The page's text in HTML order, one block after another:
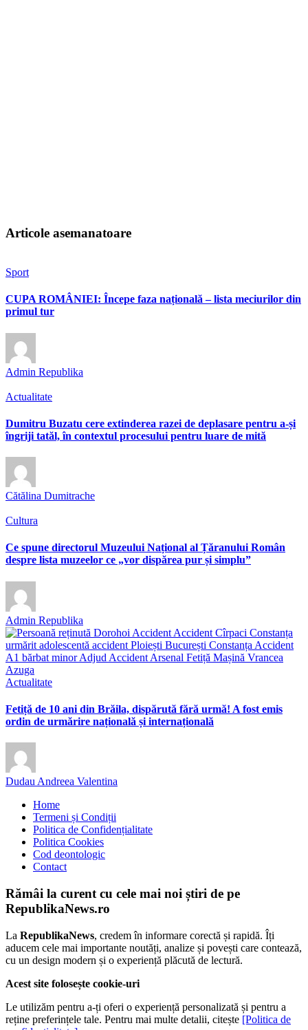
Articole asemanatoare
Sport
CUPA ROMÂNIEI: Începe faza națională – lista meciurilor din
primul tur
Admin Republika
Actualitate
Dumitru Buzatu cere extinderea razei de deplasare pentru a-și
îngriji tatăl, în contextul procesului pentru luare de mită
Cătălina Dumitrache
Cultura
Ce spune directorul Muzeului Național al Țăranului Român
despre lista muzeelor ce „vor dispărea pur și simplu”
Admin Republika
Actualitate
Fetiță de 10 ani din Brăila, dispărută fără urmă! A fost emis
ordin de urmărire națională și internațională
Dudau Andreea Valentina
Home
Termeni și Condiții
Politica de Confidențialitate
Politica Cookies
Cod deontologic
Contact
Rămâi la curent cu cele mai noi știri de pe
RepublikaNews.ro
La RepublikaNews, credem în informare corectă și rapidă. Îți
aducem cele mai importante noutăți, analize și povești care contează,
cu un design modern și o experiență plăcută de lectură.
Acest site folosește cookie-uri
Le utilizăm pentru a-ți oferi o experiență personalizată și pentru a
reține preferințele tale. Pentru mai multe detalii, citește [Politica de